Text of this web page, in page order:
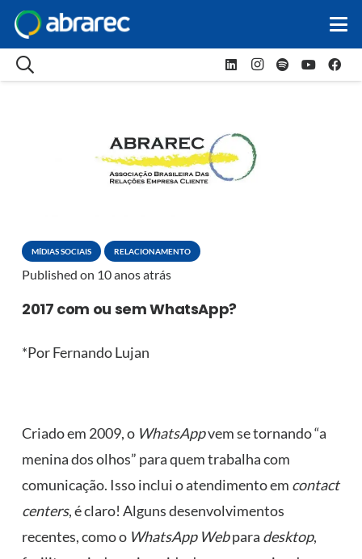
MÍDIAS SOCIAIS RELACIONAMENTO
Published on 10 anos atrás
2017 com ou sem WhatsApp?
*Por Fernando Lujan
Criado em 2009, o WhatsAppvem se tornando “a
menina dos olhos” para quem trabalha com
comunicação. Isso inclui o atendimento em contact
centers, é claro! Alguns desenvolvimentos
recentes, como o WhatsApp Webpara desktop,